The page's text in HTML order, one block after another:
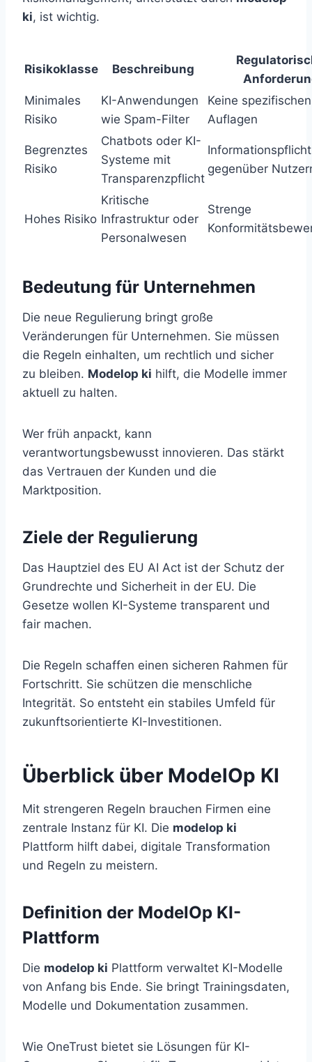
ki, ist wichtig.
Risikoklasse Beschreibung
Minimales
Risiko
KI-Anwendungen
wie Spam-Filter
Keine spezifischen
Auflagen
Begrenztes
Risiko
Chatbots oder KI-
Systeme mit
Transparenzpflicht
Informationspflicht
gegenüber
Hohes Risiko
Kritische
Infrastruktur oder
Personalwesen
Strenge
Bedeutung für Unternehmen
Die neue Regulierung bringt große
Veränderungen für Unternehmen. Sie müssen
die Regeln einhalten, um rechtlich und sicher
zu bleiben. Modelop ki hilft, die Modelle immer
aktuell zu halten.
Wer früh anpackt, kann
verantwortungsbewusst innovieren. Das stärkt
das Vertrauen der Kunden und die
Marktposition.
Ziele der Regulierung
Das Hauptziel des EU AI Act ist der Schutz der
Grundrechte und Sicherheit in der EU. Die
Gesetze wollen KI-Systeme transparent und
fair machen.
Die Regeln schaffen einen sicheren Rahmen für
Fortschritt. Sie schützen die menschliche
Integrität. So entsteht ein stabiles Umfeld für
zukunftsorientierte KI-Investitionen.
Überblick über ModelOp KI
Mit strengeren Regeln brauchen Firmen eine
zentrale Instanz für KI. Die modelop ki
Plattform hilft dabei, digitale Transformation
und Regeln zu meistern.
Definition der ModelOp KI-
Plattform
Die modelop ki Plattform verwaltet KI-Modelle
von Anfang bis Ende. Sie bringt Trainingsdaten,
Modelle und Dokumentation zusammen.
Wie OneTrust bietet sie Lösungen für KI-